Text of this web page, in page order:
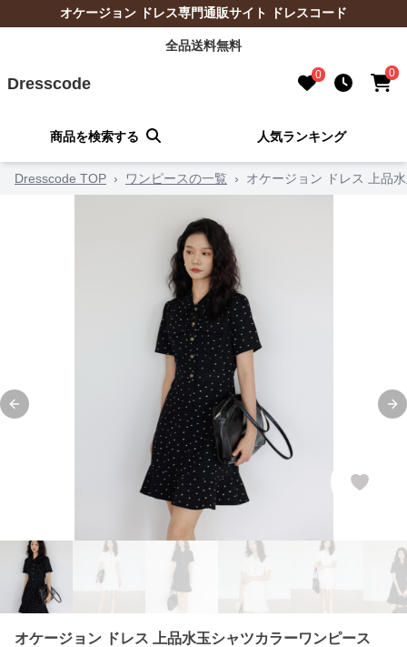
オケージョン ドレス専門通販サイト ドレスコード
全品送料無料
Dresscode 0 0
商品を検索する 人気ランキング
Dresscode TOP › ワンピースの一覧 › オケージョン ドレス 上品
Previous slide
オケージョン ドレス 上品水玉シャツカラーワンピース